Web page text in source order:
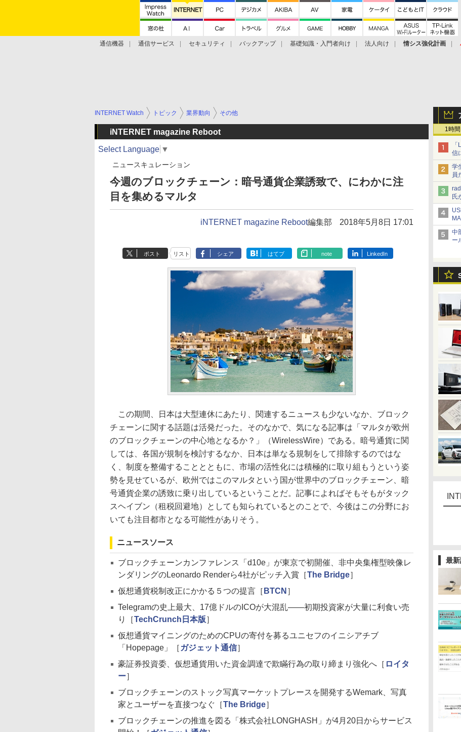
通信機器 通信サービス セキュリティ バックアップ 基礎知識・入門者向け 法人向け 情シス強化計画
1時間
信
学
員
氏
て
中
ー
最
INTERNET Watch トピック 業界動向 その他
iNTERNET magazine Reboot
Select Language ▼
ニュースキュレーション
今週のブロックチェーン：暗号通貨企業誘致で、にわかに注
目を集めるマルタ
iNTERNET magazine Reboot編集部 2018年5月8日 17:01
ポスト リスト シェア はてブ note LinkedIn
この期間、日本は大型連休にあたり、関連するニュースも少ないなか、ブロック
チェーンに関する話題は活発だった。そのなかで、気になる記事は「マルタが欧州
のブロックチェーンの中心地となるか？」（WirelessWire）である。暗号通貨に関
しては、各国が規制を検討するなか、日本は単なる規制をして排除するのではな
く、制度を整備することとともに、市場の活性化には積極的に取り組もうという姿
勢を見せているが、欧州ではこのマルタという国が世界中のブロックチェーン、暗
号通貨企業の誘致に乗り出しているということだ。記事によればそもそもがタック
スヘイブン（租税回避地）としても知られているとのことで、今後はこの分野にお
いても注目都市となる可能性がありそう。
ニュースソース
ブロックチェーンカンファレンス「d10e」が東京で初開催、非中央集権型映像レ
ンダリングのLeonardo Renderら4社がピッチ入賞［The Bridge］
仮想通貨税制改正にかかる５つの提言［ BTCN ］
Telegramの史上最大、17億ドルのICOが大混乱――初期投資家が大量に利食い売
り［TechCrunch日本版］
仮想通貨マイニングのためのCPUの寄付を募るユニセフのイニシアチブ
「Hopepage」［ ガジェット通信］
豪証券投資委、仮想通貨用いた資金調達で欺瞞行為の取り締まり強化へ［ ロイタ
ー］
ブロックチェーンのストック写真マーケットプレースを開発するWemark、写真
家とユーザーを直接つなぐ［The Bridge］
ブロックチェーンの推進を図る「株式会社LONGHASH」が4月20日からサービス